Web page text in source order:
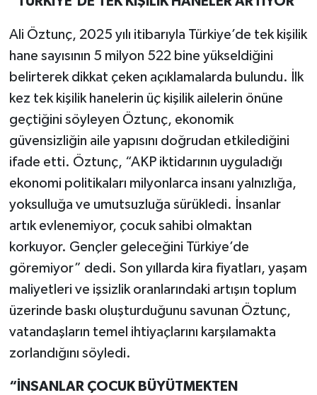
Ali Öztunç, 2025 yılı itibarıyla Türkiye’de tek kişilik
hane sayısının 5 milyon 522 bine yükseldiğini
belirterek dikkat çeken açıklamalarda bulundu. İlk
kez tek kişilik hanelerin üç kişilik ailelerin önüne
geçtiğini söyleyen Öztunç, ekonomik
güvensizliğin aile yapısını doğrudan etkilediğini
ifade etti. Öztunç, “AKP iktidarının uyguladığı
ekonomi politikaları milyonlarca insanı yalnızlığa,
yoksulluğa ve umutsuzluğa sürükledi. İnsanlar
artık evlenemiyor, çocuk sahibi olmaktan
korkuyor. Gençler geleceğini Türkiye’de
göremiyor” dedi. Son yıllarda kira fiyatları, yaşam
maliyetleri ve işsizlik oranlarındaki artışın toplum
üzerinde baskı oluşturduğunu savunan Öztunç,
vatandaşların temel ihtiyaçlarını karşılamakta
zorlandığını söyledi.
“İNSANLAR ÇOCUK BÜYÜTMEKTEN